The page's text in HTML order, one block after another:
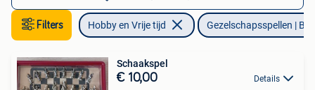
Filters Hobby en Vrije tijd Gezelschapsspellen |
Schaakspel
€ 10,00 Details